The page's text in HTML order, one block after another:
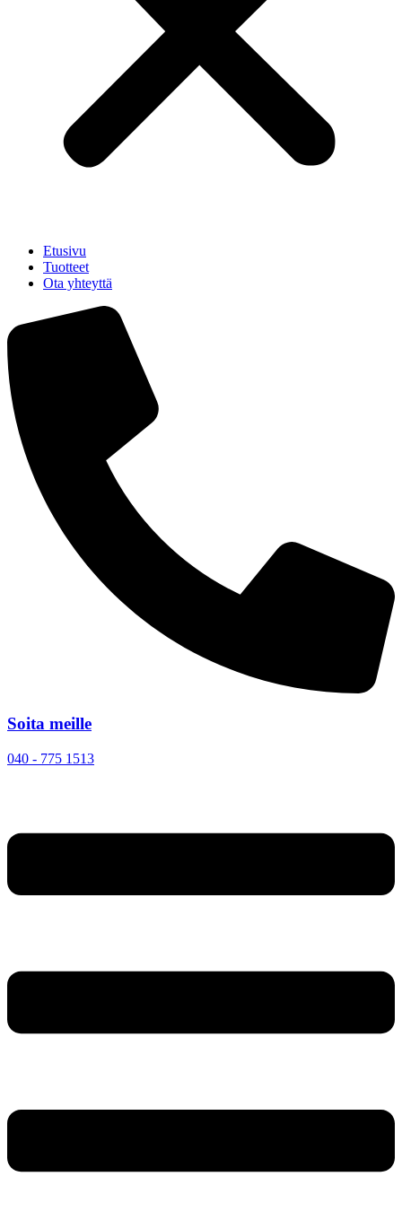
Etusivu
Tuotteet
Ota yhteyttä
Soita meille
040 - 775 1513